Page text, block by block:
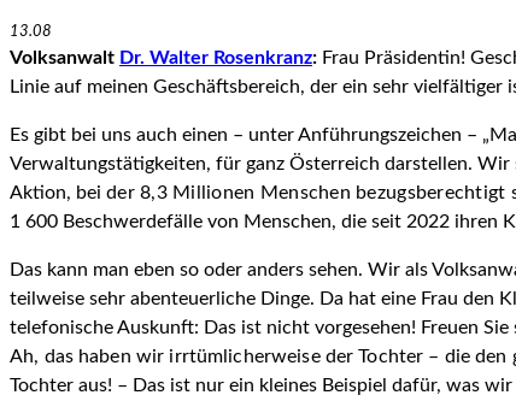
13.08
Volksanwalt Dr. Walter Rosenkranz: Frau Präsidentin!
Linie auf meinen Geschäftsbereich, der ein sehr vielfältiger
Es gibt bei uns auch einen – unter Anführungszeichen –
Verwaltungstätigkeiten, für ganz Österreich dar­stellen. Wir
Aktion, bei der 8,3 Millionen Menschen bezugsberechtigt
1 600 Beschwerdefälle von Menschen, die seit 2022 ihren
Das kann man eben so oder anders sehen. Wir als
teilweise sehr abenteuerliche Dinge. Da hat eine Frau den
telefonische Auskunft: Das ist nicht vorgesehen! Freuen
Ah, das haben wir irrtümlicherweise der Tochter – die den
Tochter aus! – Das ist nur ein kleines Beispiel dafür, was